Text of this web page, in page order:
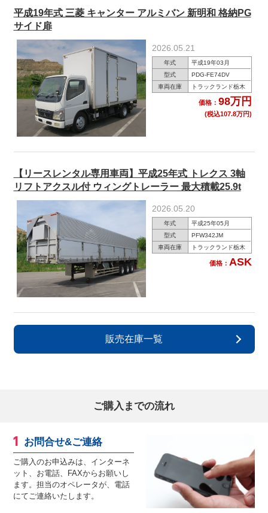
平成19年式 三菱 キャンター アルミバン 新明和 格納PG
サイド扉
2026.05.21
年式
平成19年03月
型式
PDG-FE74DV
車両在庫
トラックランド栃木
価格： 98万円
(税込107.8万円)
【リースレンタル専用車両】平成25年式 トレクス 3軸
リフトアクスル付 ウィングトレーラー 最大積載25.9t
2026.05.20
年式
平成25年05月
型式
PFW342JM
車両在庫
トラックランド栃木
価格： ASK
販売在庫一覧
ご購入までの流れ
お問合せ&ご連絡
ご購入のお申込みは、インターネ
ット、お電話、FAXからお願いし
ます。担当のオペレータが、電話
にてご連絡いたします。